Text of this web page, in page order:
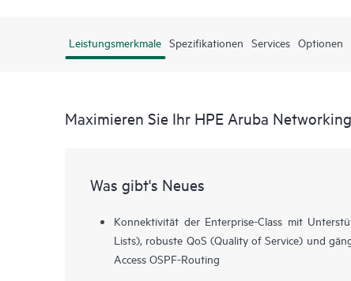
Leistungsmerkmale Spezifikationen Services Optionen
Maximieren Sie Ihr HPE Aruba
Was gibt's Neues
Konnektivität der Enterprise-Class mit
Lists), robuste QoS (Quality of Service) und
Access OSPF-Routing